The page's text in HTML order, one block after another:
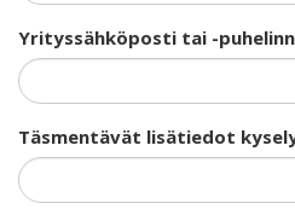
Yrityssähköposti tai -
Täsmentävät lisätiedot